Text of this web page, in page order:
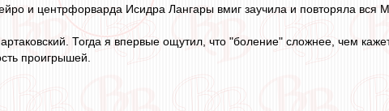
и центрфорварда Исидра Лангары вмиг заучила и повторяла вся
Тогда я впервые ощутил, что "боление" сложнее, чем
проигрышей.